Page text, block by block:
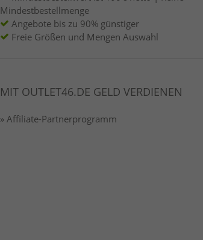
Mindestbestellmenge
Angebote bis zu 90% günstiger
Freie Größen und Mengen Auswahl
MIT OUTLET46.DE GELD VERDIENEN
» Affiliate-Partnerprogramm